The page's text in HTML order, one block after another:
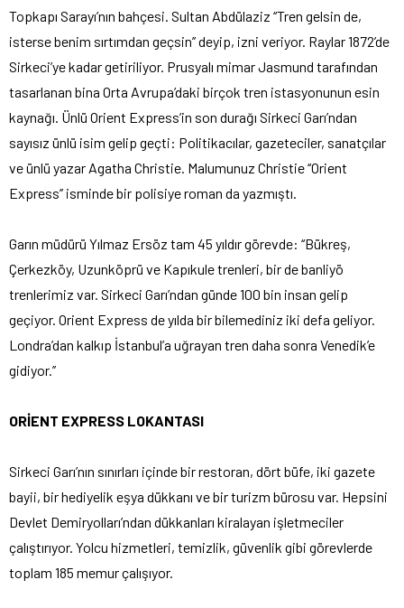
Topkapı Sarayı’nın bahçesi. Sultan Abdülaziz ‘‘Tren gelsin de,
isterse benim sırtımdan geçsin’’ deyip, izni veriyor. Raylar 1872’de
Sirkeci’ye kadar getiriliyor. Prusyalı mimar Jasmund tarafından
tasarlanan bina Orta Avrupa’daki birçok tren istasyonunun esin
kaynağı. Ünlü Orient Express’in son durağı Sirkeci Garı’ndan
sayısız ünlü isim gelip geçti: Politikacılar, gazeteciler, sanatçılar
ve ünlü yazar Agatha Christie. Malumunuz Christie ‘‘Orient
Express’’ isminde bir polisiye roman da yazmıştı.
Garın müdürü Yılmaz Ersöz tam 45 yıldır görevde: ‘‘Bükreş,
Çerkezköy, Uzunköprü ve Kapıkule trenleri, bir de banliyö
trenlerimiz var. Sirkeci Garı’ndan günde 100 bin insan gelip
geçiyor. Orient Express de yılda bir bilemediniz iki defa geliyor.
Londra’dan kalkıp İstanbul’a uğrayan tren daha sonra Venedik’e
gidiyor.’’
ORİENT EXPRESS LOKANTASI
Sirkeci Garı’nın sınırları içinde bir restoran, dört büfe, iki gazete
bayii, bir hediyelik eşya dükkanı ve bir turizm bürosu var. Hepsini
Devlet Demiryolları’ndan dükkanları kiralayan işletmeciler
çalıştırıyor. Yolcu hizmetleri, temizlik, güvenlik gibi görevlerde
toplam 185 memur çalışıyor.